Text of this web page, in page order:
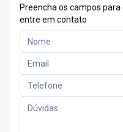
Preencha os campos
entre em contato